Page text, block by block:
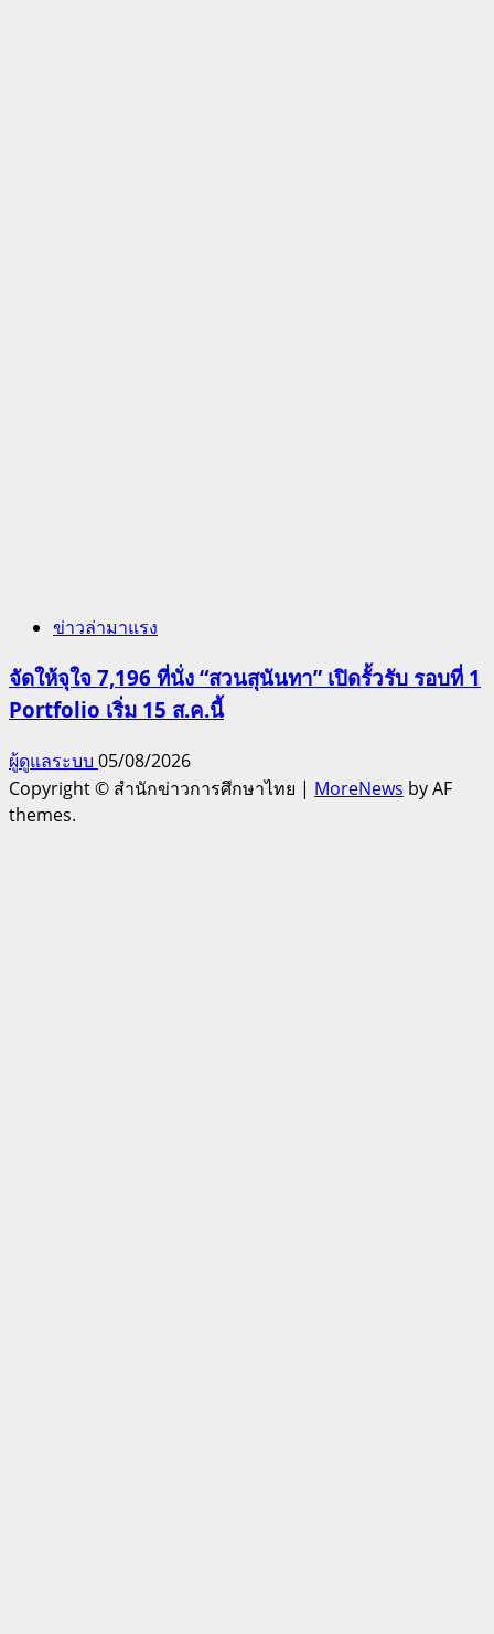
ข่าวล่ามาแรง
จัดให้จุใจ 7,196 ที่นั่ง “สวนสุนันทา” เปิดรั้วรับ รอบที่ 1
Portfolio เริ่ม 15 ส.ค.นี้
ผู้ดูแลระบบ 05/08/2026
Copyright © สำนักข่าวการศึกษาไทย | MoreNews by AF
themes.